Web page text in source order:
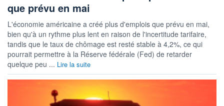
que prévu en mai
L'économie américaine a créé plus d'emplois que prévu en mai,
bien qu'à un rythme plus lent en raison de l'incertitude tarifaire,
tandis que le taux de chômage est resté stable à 4,2%, ce qui
pourrait permettre à la Réserve fédérale (Fed) de retarder
quelque peu ... Lire la suite